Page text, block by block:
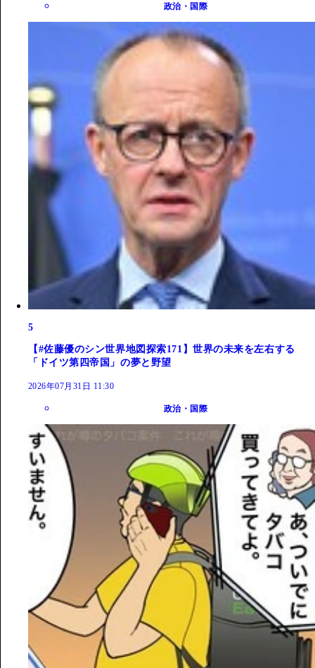
政治・国際
5
【#佐藤優のシン世界地図探索171】世界の未来を左右する
「ドイツ第四帝国」の夢と野望
2026年07月31日 11:30
政治・国際